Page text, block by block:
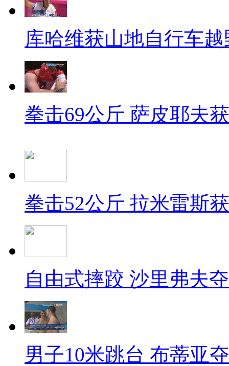
库哈维获山地自行车
拳击69公斤 萨皮耶夫
拳击52公斤 拉米雷斯
自由式摔跤 沙里弗夫
男子10米跳台 布蒂亚